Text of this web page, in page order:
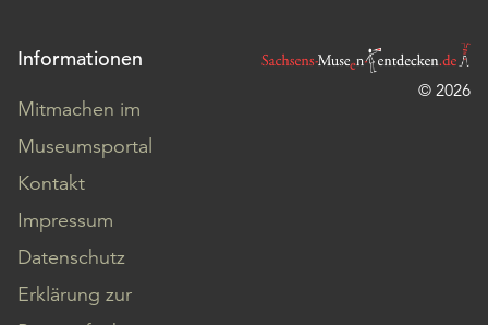
Informationen
Mitmachen im
Museumsportal
Kontakt
Impressum
Datenschutz
Erklärung zur
© 2026